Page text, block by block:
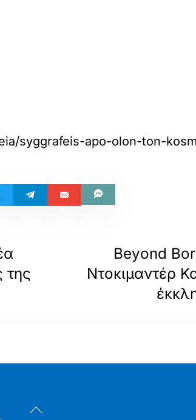
syggrafeis-apo-olon-ton-
της
Beyond
Ντοκιμαντέρ
Back